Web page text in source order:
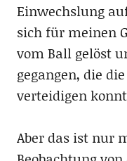
Einwechslung
sich für meinen
vom Ball gelöst
gegangen, die
verteidigen
Aber das ist nur